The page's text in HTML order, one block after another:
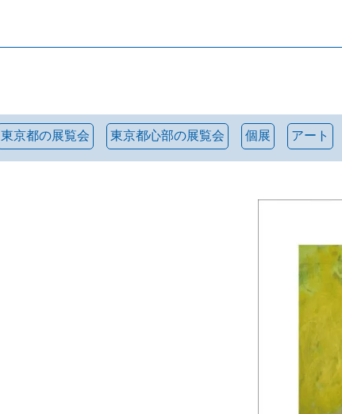
東京都の展覧会 東京都心部の展覧会 個展 アート